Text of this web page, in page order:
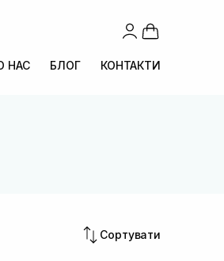
НАС БЛОГ КОНТАКТИ
Сортувати